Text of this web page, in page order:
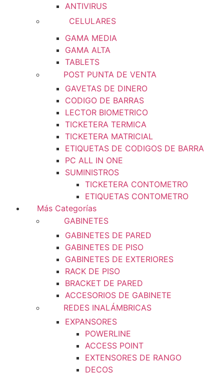
ANTIVIRUS
CELULARES
GAMA MEDIA
GAMA ALTA
TABLETS
POST PUNTA DE VENTA
GAVETAS DE DINERO
CODIGO DE BARRAS
LECTOR BIOMETRICO
TICKETERA TERMICA
TICKETERA MATRICIAL
ETIQUETAS DE CODIGOS DE BARRA
PC ALL IN ONE
SUMINISTROS
TICKETERA CONTOMETRO
ETIQUETAS CONTOMETRO
Más Categorías
GABINETES
GABINETES DE PARED
GABINETES DE PISO
GABINETES DE EXTERIORES
RACK DE PISO
BRACKET DE PARED
ACCESORIOS DE GABINETE
REDES INALÁMBRICAS
EXPANSORES
POWERLINE
ACCESS POINT
EXTENSORES DE RANGO
DECOS